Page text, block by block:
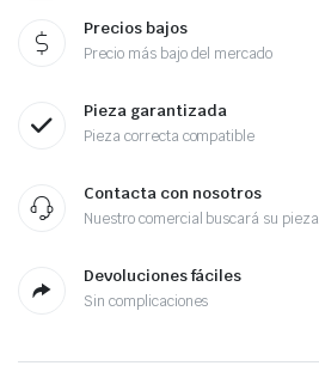
Precios bajos
Precio más bajo del mercado
Pieza garantizada
Pieza correcta compatible
Contacta con nosotros
Nuestro comercial buscará su pieza
Devoluciones fáciles
Sin complicaciones